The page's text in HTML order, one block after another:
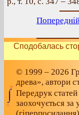
Сподобалась
© 1999 – 2026
древа», автори
Передрук статей
заохочується